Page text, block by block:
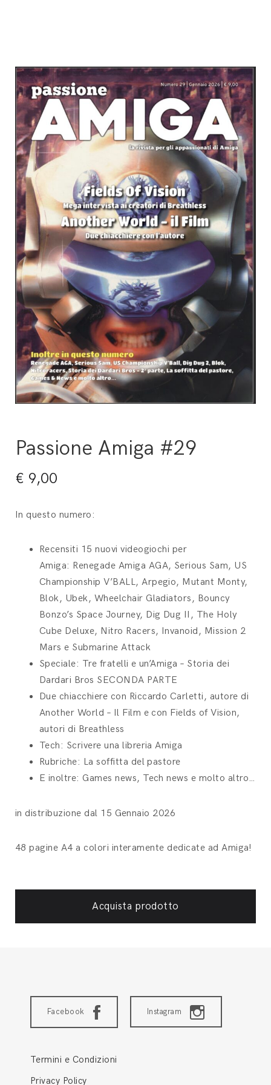
Passione Amiga #29
€ 9,00
In questo numero:
Recensiti 15 nuovi videogiochi per
Amiga: Renegade Amiga AGA, Serious Sam, US
Championship V’BALL, Arpegio, Mutant Monty,
Blok, Ubek, Wheelchair Gladiators, Bouncy
Bonzo’s Space Journey, Dig Dug II, The Holy
Cube Deluxe, Nitro Racers, Invanoid, Mission 2
Mars e Submarine Attack
Speciale: Tre fratelli e un’Amiga – Storia dei
Dardari Bros SECONDA PARTE
Due chiacchiere con Riccardo Carletti, autore di
Another World – Il Film e con Fields of Vision,
autori di Breathless
Tech: Scrivere una libreria Amiga
Rubriche: La soffitta del pastore
E inoltre: Games news, Tech news e molto altro…
in distribuzione dal 15 Gennaio 2026
48 pagine A4 a colori interamente dedicate ad Amiga!
Acquista prodotto
Facebook Instagram
Termini e Condizioni
Privacy Policy